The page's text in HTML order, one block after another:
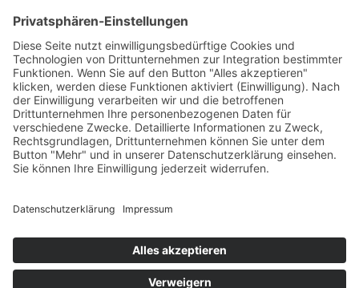
Passwort vergessen?
Angemeldet bleiben
Anmelden
Zum Inhalt springen
Werkzeugleiste öffnen
Text vergrößern